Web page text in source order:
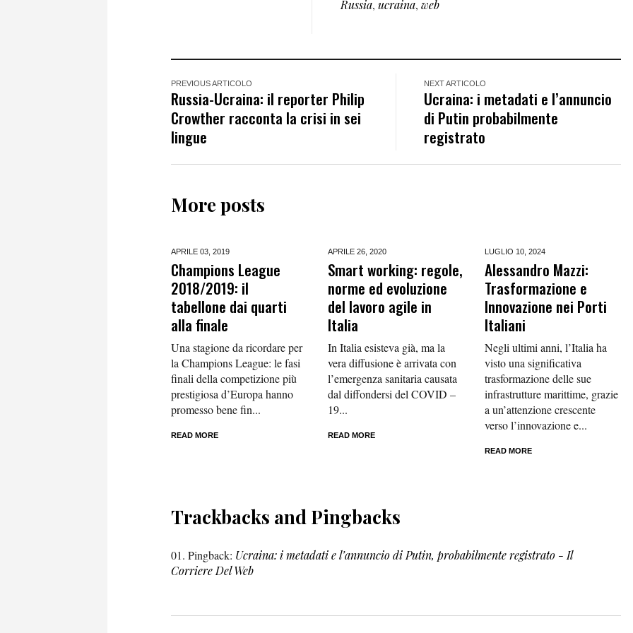
Russia, ucraina, web
PREVIOUS ARTICOLO
Russia-Ucraina: il reporter Philip
Crowther racconta la crisi in sei
lingue
NEXT ARTICOLO
Ucraina: i metadati e l’annuncio
di Putin probabilmente
registrato
More posts
APRILE 03, 2019
Champions League
2018/2019: il
tabellone dai quarti
alla finale
Una stagione da ricordare per
la Champions League: le fasi
finali della competizione più
prestigiosa d’Europa hanno
promesso bene fin...
READ MORE
APRILE 26, 2020
Smart working: regole,
norme ed evoluzione
del lavoro agile in
Italia
In Italia esisteva già, ma la
vera diffusione è arrivata con
l’emergenza sanitaria causata
dal diffondersi del COVID –
19...
READ MORE
LUGLIO 10, 2024
Alessandro Mazzi:
Trasformazione e
Innovazione nei Porti
Italiani
Negli ultimi anni, l’Italia ha
visto una significativa
trasformazione delle sue
infrastrutture marittime, grazie
a un’attenzione crescente
verso l’innovazione e...
READ MORE
Trackbacks and Pingbacks
Pingback: Ucraina: i metadati e l’annuncio di Putin, probabilmente registrato - Il
Corriere Del Web